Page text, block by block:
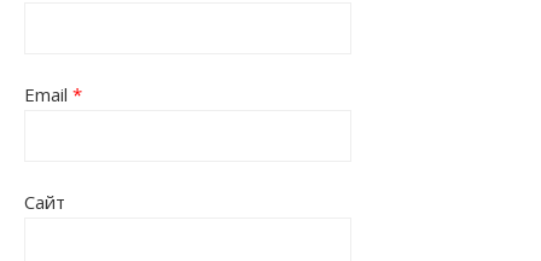
Email *
Сайт